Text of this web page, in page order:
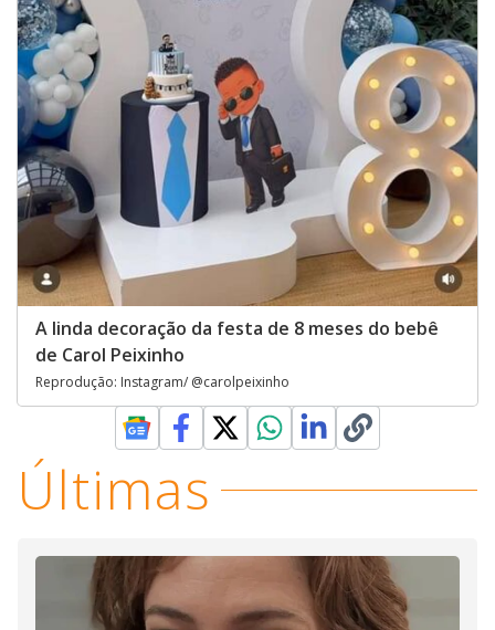
A linda decoração da festa de 8 meses do bebê
de Carol Peixinho
Reprodução: Instagram/ @carolpeixinho
Últimas